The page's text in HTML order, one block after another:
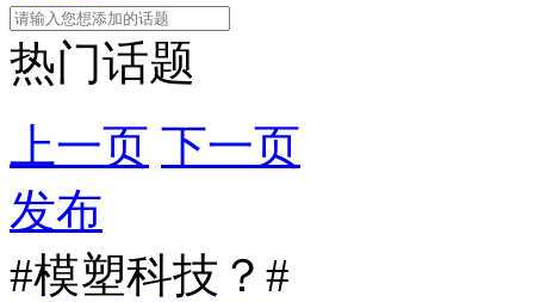
热门话题
上一页 下一页
发布
#模塑科技？#